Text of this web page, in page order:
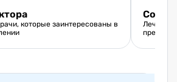
которые заинтересованы в
Лечения